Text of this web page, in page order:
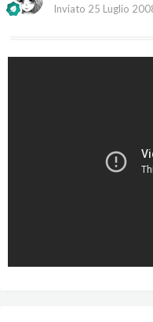
Inviato 25 Luglio